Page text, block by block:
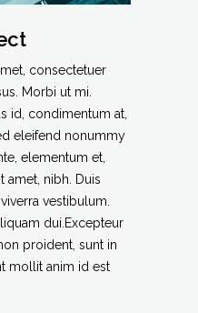
consectetuer
Morbi ut mi.
id, condimentum at,
eleifend nonummy
elementum et,
amet, nibh. Duis
vestibulum.
dui.Excepteur
proident, sunt in
mollit anim id est